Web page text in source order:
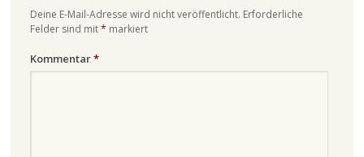
Deine E-Mail-Adresse wird nicht veröffentlicht. Erforderliche
Felder sind mit* markiert
Kommentar*